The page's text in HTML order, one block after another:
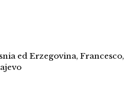
ed Erzegovina,Francesco,